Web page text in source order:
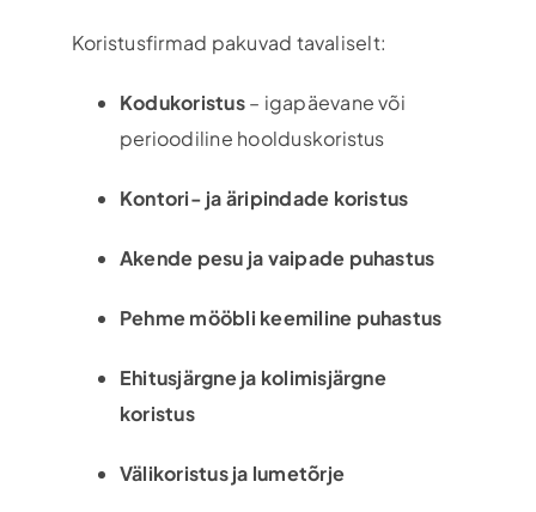
Koristusfirmad pakuvad tavaliselt:
Kodukoristus– igapäevane või
perioodiline hoolduskoristus
Kontori- ja äripindade koristus
Akende pesu ja vaipade puhastus
Pehme mööbli keemiline puhastus
Ehitusjärgne ja kolimisjärgne
koristus
Välikoristus ja lumetõrje